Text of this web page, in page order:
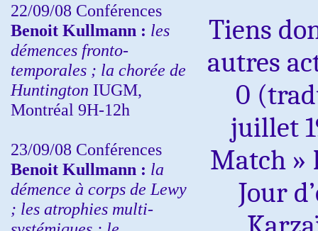
22/09/08 Conférences
Benoit Kullmann : les
démences fronto-
temporales ; la chorée de
Huntington IUGM,
Montréal 9H-12h
23/09/08 Conférences
Benoit Kullmann : la
démence à corps de Lewy
; les atrophies multi-
Tiens
autres
0
juillet
Match »
Jour